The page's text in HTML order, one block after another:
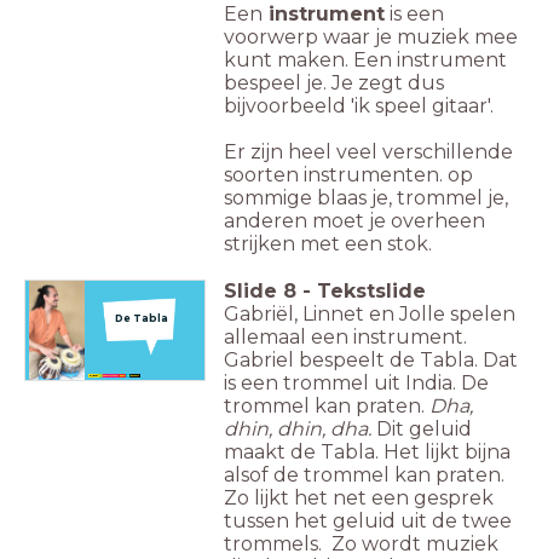
Een instrument is een
voorwerp waar je muziek mee
kunt maken. Een instrument
bespeel je. Je zegt dus
bijvoorbeeld 'ik speel gitaar'.
Er zijn heel veel verschillende
soorten instrumenten. op
sommige blaas je, trommel je,
anderen moet je overheen
strijken met een stok.
De Tabla
Slide 8 - Tekstslide
Gabriël, Linnet en Jolle spelen
allemaal een instrument.
Gabriel bespeelt de Tabla. Dat
is een trommel uit India. De
trommel kan praten. Dha,
dhin, dhin, dha. Dit geluid
maakt de Tabla. Het lijkt bijna
alsof de trommel kan praten.
Zo lijkt het net een gesprek
tussen het geluid uit de twee
trommels. Zo wordt muziek